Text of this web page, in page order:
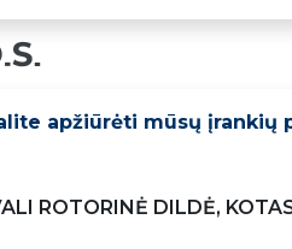
apžiūrėti mūsų įrankių
ROTORINĖ DILDĖ,